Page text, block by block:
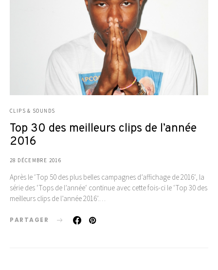
CLIPS & SOUNDS
Top 30 des meilleurs clips de l’année
2016
28 DÉCEMBRE 2016
Après le ‘Top 50 des plus belles campagnes d’affichage de 2016‘, la
série des ‘Tops de l’année‘ continue avec cette fois-ci le ‘Top 30 des
meilleurs clips de l’année 2016’.…
PARTAGER